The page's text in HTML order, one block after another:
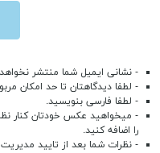
- نشانی ایمیل شما منتشر
- لطفا دیدگاهتان تا حد امکان
- لطفا فارسی بنویسید.
- میخواهید عکس خودتان کنار
را اضافه کنید.
- نظرات شما بعد از تایید